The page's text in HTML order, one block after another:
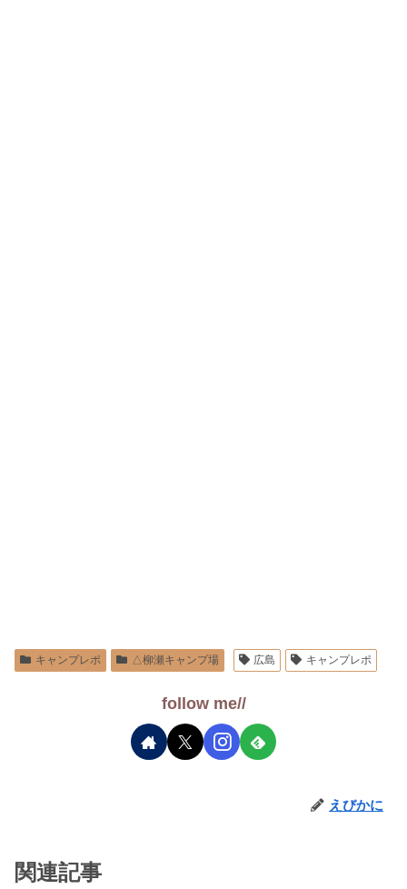
キャンプレポ △柳瀬キャンプ場 広島 キャンプレポ
follow me//
えびかに
関連記事